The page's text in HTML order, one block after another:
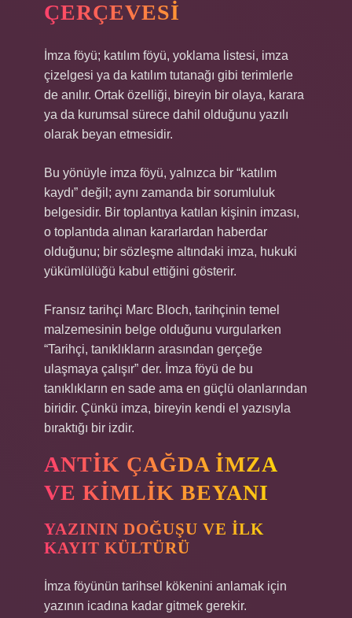
ÇERÇEVESI
İmza föyü; katılım föyü, yoklama listesi, imza
çizelgesi ya da katılım tutanağı gibi terimlerle
de anılır. Ortak özelliği, bireyin bir olaya, karara
ya da kurumsal sürece dahil olduğunu yazılı
olarak beyan etmesidir.
Bu yönüyle imza föyü, yalnızca bir “katılım
kaydı” değil; aynı zamanda bir sorumluluk
belgesidir. Bir toplantıya katılan kişinin imzası,
o toplantıda alınan kararlardan haberdar
olduğunu; bir sözleşme altındaki imza, hukuki
yükümlülüğü kabul ettiğini gösterir.
Fransız tarihçi Marc Bloch, tarihçinin temel
malzemesinin belge olduğunu vurgularken
“Tarihçi, tanıklıkların arasından gerçeğe
ulaşmaya çalışır” der. İmza föyü de bu
tanıklıkların en sade ama en güçlü olanlarından
biridir. Çünkü imza, bireyin kendi el yazısıyla
bıraktığı bir izdir.
ANTIK ÇAĞDA İMZA
VE KIMLIK BEYANI
YAZININ DOĞUŞU VE İLK
KAYIT KÜLTÜRÜ
İmza föyünün tarihsel kökenini anlamak için
yazının icadına kadar gitmek gerekir.